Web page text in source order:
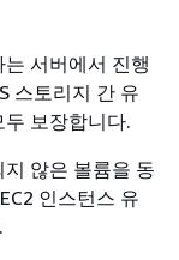
서버에서 진행
스토리지 간 유
보장합니다.
않은 볼륨을 동
인스턴스 유